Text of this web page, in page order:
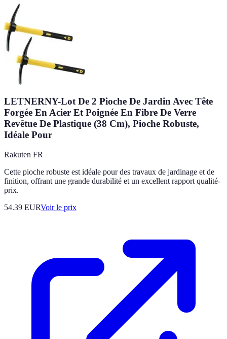
LETNERNY-Lot De 2 Pioche De Jardin Avec Tête
Forgée En Acier Et Poignée En Fibre De Verre
Revêtue De Plastique (38 Cm), Pioche Robuste,
Idéale Pour
Rakuten FR
Cette pioche robuste est idéale pour des travaux de jardinage et de
finition, offrant une grande durabilité et un excellent rapport qualité-
prix.
54.39 EURVoir le prix